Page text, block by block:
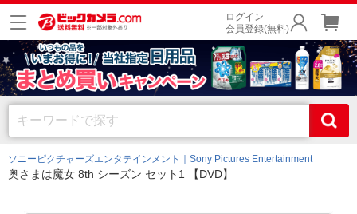
ログイン
会員登録(無料)
ソニーピクチャーズエンタテインメント｜Sony Pictures Entertainment
奥さまは魔女 8th シーズン セット1 【DVD】